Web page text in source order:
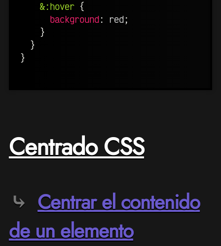
&:hover {
background: red;
}
}
}
Centrado CSS
Centrar el contenido
de un elemento